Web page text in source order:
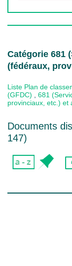
Catégorie 681
(fédéraux,
Liste Plan de
(GFDC)
681
provinciaux, etc.) et
Documents
147)